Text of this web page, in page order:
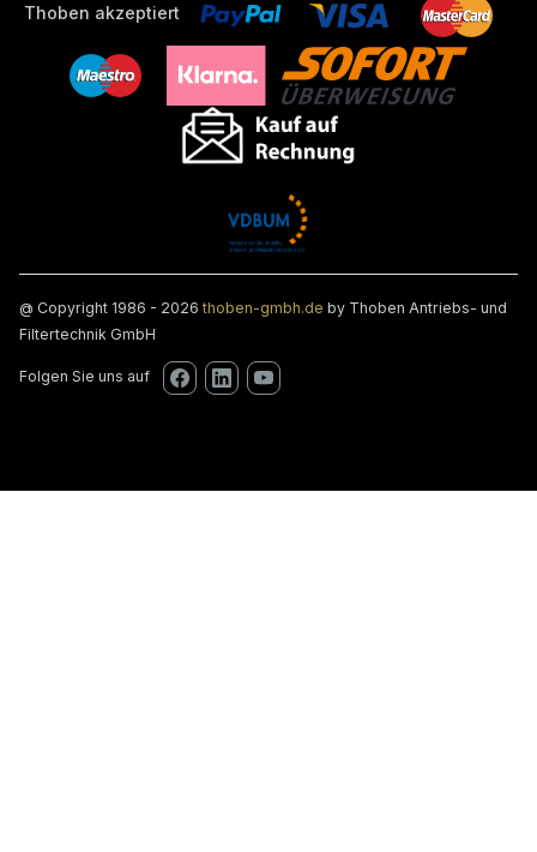
Thoben akzeptiert
@ Copyright 1986 - 2026thoben-gmbh.de by Thoben Antriebs- und
Filtertechnik GmbH
Folgen Sie uns auf